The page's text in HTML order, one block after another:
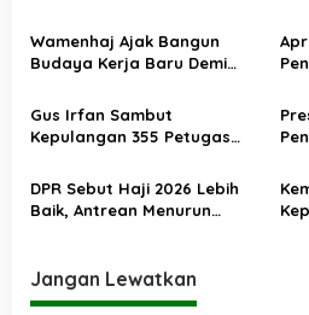
p
o
s
Wamenhaj Ajak Bangun
Budaya Kerja Baru Demi
Jemaah
Gus Irfan Sambut
Kepulangan 355 Petugas
DPR Sebut Haji 2026 Lebih
Baik, Antrean Menurun
Jangan Lewatkan